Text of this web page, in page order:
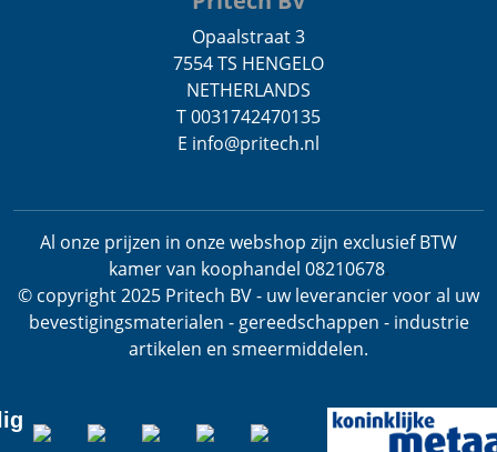
Opaalstraat 3
7554 TS HENGELO
NETHERLANDS
T 0031742470135
E info@pritech.nl
Al onze prijzen in onze webshop zijn exclusief BTW
kamer van koophandel 08210678.
© copyright 2025 Pritech BV - uw leverancier voor al uw
bevestigingsmaterialen - gereedschappen - industrie
artikelen en smeermiddelen.